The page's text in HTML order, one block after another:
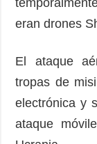
eran drones
El ataque
tropas de
electrónica y
ataque